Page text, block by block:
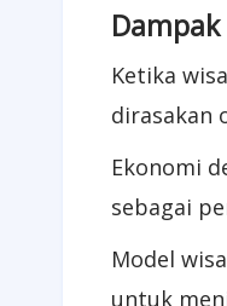
Ketika
dirasakan
Ekonomi
sebagai
Model
untuk